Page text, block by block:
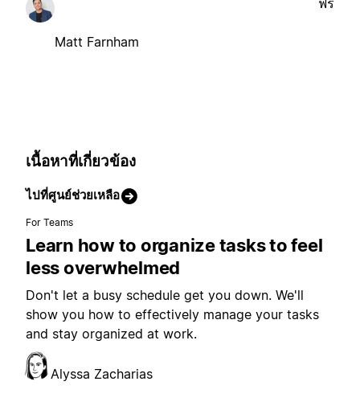
Matt Farnham
เนื้อหาที่เกี่ยวข้อง
ไปที่ศูนย์ช่วยเหลือ
For Teams
Learn how to organize tasks to feel
less overwhelmed
Don't let a busy schedule get you down. We'll
show you how to effectively manage your tasks
and stay organized at work.
Alyssa Zacharias